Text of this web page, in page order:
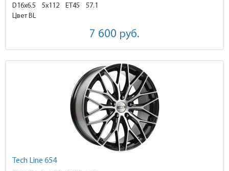
D16x6.5 5x112 ET45
57.1
Цвет BL
7 600 руб.
Tech Line 654